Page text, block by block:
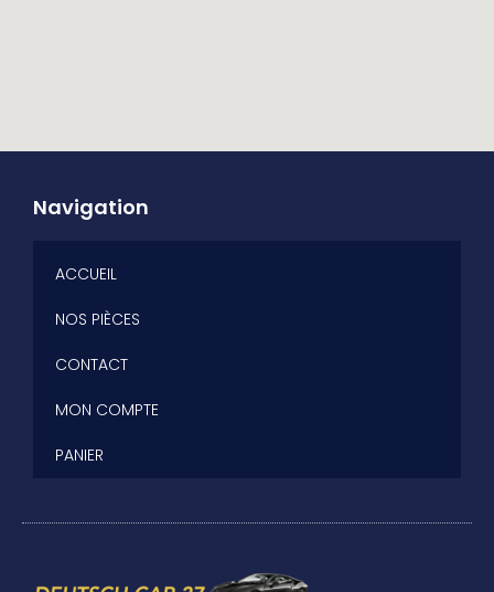
Navigation
ACCUEIL
NOS PIÈCES
CONTACT
MON COMPTE
PANIER